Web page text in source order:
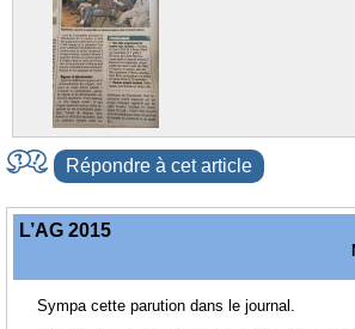
Répondre à cet article
L’AG 2015
Sympa cette parution dans le journal.